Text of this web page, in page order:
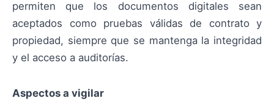
permiten que los documentos digitales sean
aceptados como pruebas válidas de contrato y
propiedad, siempre que se mantenga la integridad
y el acceso a auditorías.
Aspectos a vigilar